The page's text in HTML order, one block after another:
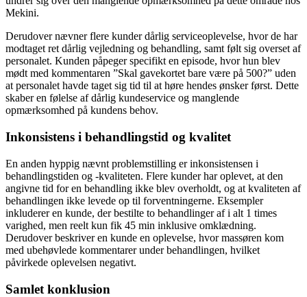
Mekini.
Derudover nævner flere kunder dårlig serviceoplevelse, hvor de har
modtaget ret dårlig vejledning og behandling, samt følt sig overset af
personalet. Kunden påpeger specifikt en episode, hvor hun blev
mødt med kommentaren ”Skal gavekortet bare være på 500?” uden
at personalet havde taget sig tid til at høre hendes ønsker først. Dette
skaber en følelse af dårlig kundeservice og manglende
opmærksomhed på kundens behov.
Inkonsistens i behandlingstid og kvalitet
En anden hyppig nævnt problemstilling er inkonsistensen i
behandlingstiden og -kvaliteten. Flere kunder har oplevet, at den
angivne tid for en behandling ikke blev overholdt, og at kvaliteten af
behandlingen ikke levede op til forventningerne. Eksempler
inkluderer en kunde, der bestilte to behandlinger af i alt 1 times
varighed, men reelt kun fik 45 min inklusive omklædning.
Derudover beskriver en kunde en oplevelse, hvor massøren kom
med ubehøvlede kommentarer under behandlingen, hvilket
påvirkede oplevelsen negativt.
Samlet konklusion